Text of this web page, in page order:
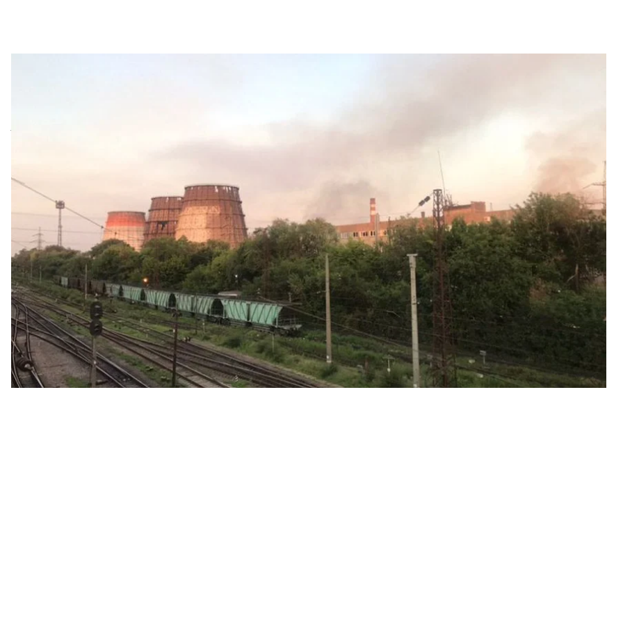
Один із топ-менеджерів «АрселорМіттал Кривий Ріг» пояснив Громадському, що силовики
вилучили велику кількість ділових паперів, зокрема технічну документацію по об’єкту «машина
безперервного лиття заготовок №3», первинну бухгалтерську документацію, а також договори із
підрядниками комбінату, які залучаються до виготовлення цієї машини. Він також підкреслив, що
машина – незакінчений об’єкт.
«Тобто зараз ми не можемо вести роботи, добудувати машину. Інвестиції на стопі, це 150 мільйонів
доларів», — підсумував співрозмовник Громадського.
Головний юрисконсульт підприємства Артем Філіп'єв у відеозверненні розповів, що вчора, о 9
ранку, на територію підприємства прийшли 18 співробітників СБУ, в супроводі співробітників
Державної служби надзвичайної ситуації, а також Державної служби радіологічного контролю.